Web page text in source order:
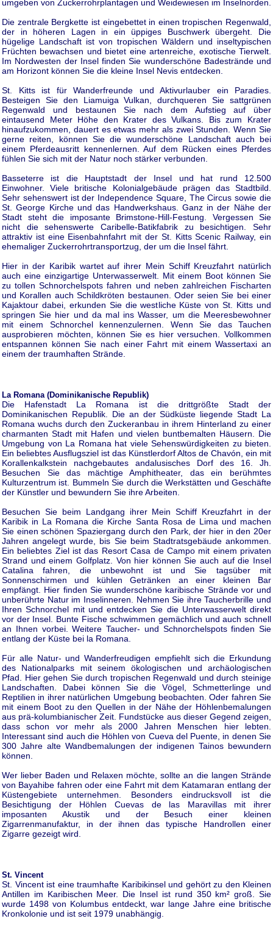
umgeben von Zuckerrohrplantagen und Weidewiesen im Inselnorden.
Die zentrale Bergkette ist eingebettet in einen tropischen Regenwald,
der in höheren Lagen in ein üppiges Buschwerk übergeht. Die
hügelige Landschaft ist von tropischen Wäldern und inseltypischen
Früchten bewachsen und bietet eine artenreiche, exotische Tierwelt.
Im Nordwesten der Insel finden Sie wunderschöne Badestrände und
am Horizont können Sie die kleine Insel Nevis entdecken.
St. Kitts ist für Wanderfreunde und Aktivurlauber ein Paradies.
Besteigen Sie den Liamuiga Vulkan, durchqueren Sie sattgrünen
Regenwald und bestaunen Sie nach dem Aufstieg auf über
eintausend Meter Höhe den Krater des Vulkans. Bis zum Krater
hinaufzukommen, dauert es etwas mehr als zwei Stunden. Wenn Sie
gerne reiten, können Sie die wunderschöne Landschaft auch bei
einem Pferdeausritt kennenlernen. Auf dem Rücken eines Pferdes
fühlen Sie sich mit der Natur noch stärker verbunden.
Basseterre ist die Hauptstadt der Insel und hat rund 12.500
Einwohner. Viele britische Kolonialgebäude prägen das Stadtbild.
Sehr sehenswert ist der Independence Square, The Circus sowie die
St. George Kirche und das Handwerkshaus. Ganz in der Nähe der
Stadt steht die imposante Brimstone-Hill-Festung. Vergessen Sie
nicht die sehenswerte Caribelle-Batikfabrik zu besichtigen. Sehr
attraktiv ist eine Eisenbahnfahrt mit der St. Kitts Scenic Railway, ein
ehemaliger Zuckerrohrtransportzug, der um die Insel fährt.
Hier in der Karibik wartet auf ihrer Mein Schiff Kreuzfahrt natürlich
auch eine einzigartige Unterwasserwelt. Mit einem Boot können Sie
zu tollen Schnorchelspots fahren und neben zahlreichen Fischarten
und Korallen auch Schildkröten bestaunen. Oder seien Sie bei einer
Kajaktour dabei, erkunden Sie die westliche Küste von St. Kitts und
springen Sie hier und da mal ins Wasser, um die Meeresbewohner
mit einem Schnorchel kennenzulernen. Wenn Sie das Tauchen
ausprobieren möchten, können Sie es hier versuchen. Vollkommen
entspannen können Sie nach einer Fahrt mit einem Wassertaxi an
einem der traumhaften Strände.
La Romana (Dominikanische Republik)
Die Hafenstadt La Romana ist die drittgrößte Stadt der
Dominikanischen Republik. Die an der Südküste liegende Stadt La
Romana wuchs durch den Zuckeranbau in ihrem Hinterland zu einer
charmanten Stadt mit Hafen und vielen buntbemalten Häusern. Die
Umgebung von La Romana hat viele Sehenswürdigkeiten zu bieten.
Ein beliebtes Ausflugsziel ist das Künstlerdorf Altos de Chavón, ein mit
Korallenkalkstein nachgebautes andalusisches Dorf des 16. Jh.
Besuchen Sie das mächtige Amphitheater, das ein berühmtes
Kulturzentrum ist. Bummeln Sie durch die Werkstätten und Geschäfte
der Künstler und bewundern Sie ihre Arbeiten.
Besuchen Sie beim Landgang ihrer Mein Schiff Kreuzfahrt in der
Karibik in La Romana die Kirche Santa Rosa de Lima und machen
Sie einen schönen Spaziergang durch den Park, der hier in den 20er
Jahren angelegt wurde, bis Sie beim Stadtratsgebäude ankommen.
Ein beliebtes Ziel ist das Resort Casa de Campo mit einem privaten
Strand und einem Golfplatz. Von hier können Sie auch auf die Insel
Catalina fahren, die unbewohnt ist und Sie tagsüber mit
Sonnenschirmen und kühlen Getränken an einer kleinen Bar
empfängt. Hier finden Sie wunderschöne karibische Strände vor und
unberührte Natur im Inselinneren. Nehmen Sie ihre Taucherbrille und
Ihren Schnorchel mit und entdecken Sie die Unterwasserwelt direkt
vor der Insel. Bunte Fische schwimmen gemächlich und auch schnell
an Ihnen vorbei. Weitere Taucher- und Schnorchelspots finden Sie
entlang der Küste bei la Romana.
Für alle Natur- und Wanderfreudigen empfiehlt sich die Erkundung
des Nationalparks mit seinem ökologischen und archäologischen
Pfad. Hier gehen Sie durch tropischen Regenwald und durch steinige
Landschaften. Dabei können Sie die Vögel, Schmetterlinge und
Reptilien in ihrer natürlichen Umgebung beobachten. Oder fahren Sie
mit einem Boot zu den Quellen in der Nähe der Höhlenbemalungen
aus prä-kolumbianischer Zeit. Fundstücke aus dieser Gegend zeigen,
dass schon vor mehr als 2000 Jahren Menschen hier lebten.
Interessant sind auch die Höhlen von Cueva del Puente, in denen Sie
300 Jahre alte Wandbemalungen der indigenen Tainos bewundern
können.
Wer lieber Baden und Relaxen möchte, sollte an die langen Strände
von Bayahibe fahren oder eine Fahrt mit dem Katamaran entlang der
Küstengebiete unternehmen. Besonders eindrucksvoll ist die
Besichtigung der Höhlen Cuevas de las Maravillas mit ihrer
imposanten Akustik und der Besuch einer kleinen
Zigarrenmanufaktur, in der ihnen das typische Handrollen einer
Zigarre gezeigt wird.
St. Vincent
St. Vincent ist eine traumhafte Karibikinsel und gehört zu den Kleinen
Antillen im Karibischen Meer. Die Insel ist rund 350 km² groß. Sie
wurde 1498 von Kolumbus entdeckt, war lange Jahre eine britische
Kronkolonie und ist seit 1979 unabhängig.